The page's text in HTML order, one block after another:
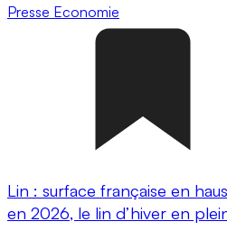
Presse Economie
Lin : surface française en
en 2026, le lin d’hiver en